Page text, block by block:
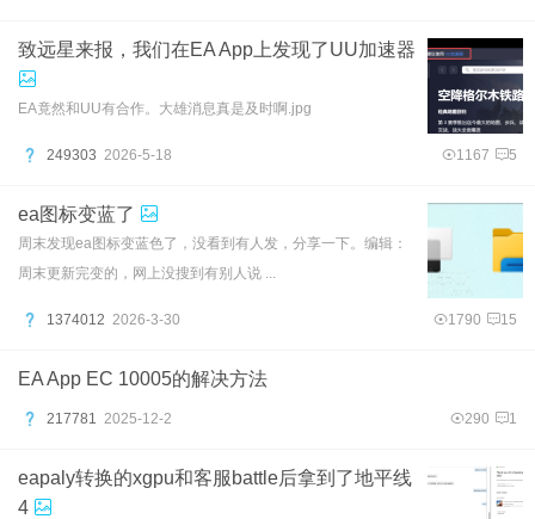
致远星来报，我们在EA App上发现了UU加速器
EA竟然和UU有合作。大雄消息真是及时啊.jpg
249303 2026-5-18 1167 5
ea图标变蓝了
周末发现ea图标变蓝色了，没看到有人发，分享一下。编辑：
周末更新完变的，网上没搜到有别人说 ...
1374012 2026-3-30 1790 15
EA App EC 10005的解决方法
217781 2025-12-2 290 1
eapaly转换的xgpu和客服battle后拿到了地平线
4